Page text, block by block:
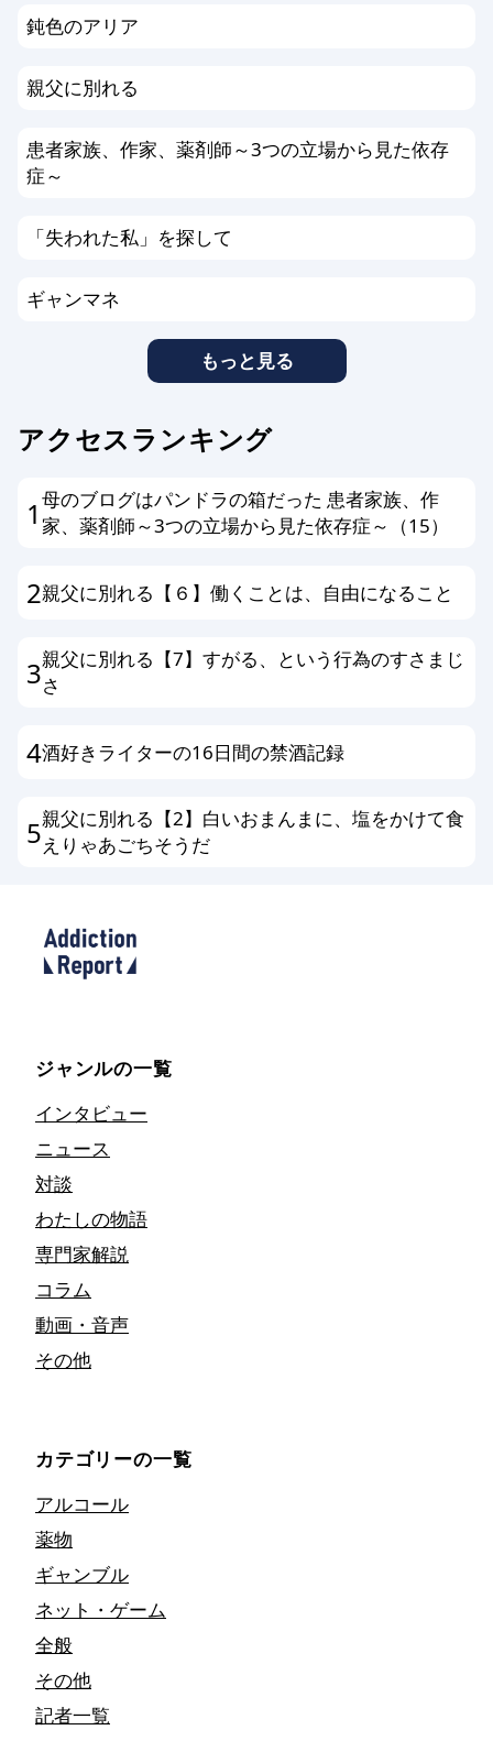
鈍色のアリア
親父に別れる
患者家族、作家、薬剤師～3つの立場から見た依存
症～
「失われた私」を探して
ギャンマネ
もっと見る
アクセスランキング
1 母のブログはパンドラの箱だった 患者家族、作
家、薬剤師～3つの立場から見た依存症～（15）
2親父に別れる【６】働くことは、自由になること
3親父に別れる【7】すがる、という行為のすさまじ
さ
4酒好きライターの16日間の禁酒記録
5親父に別れる【2】白いおまんまに、塩をかけて食
えりゃあごちそうだ
ジャンルの一覧
インタビュー
ニュース
対談
わたしの物語
専門家解説
コラム
動画・音声
その他
カテゴリーの一覧
アルコール
薬物
ギャンブル
ネット・ゲーム
全般
その他
記者一覧